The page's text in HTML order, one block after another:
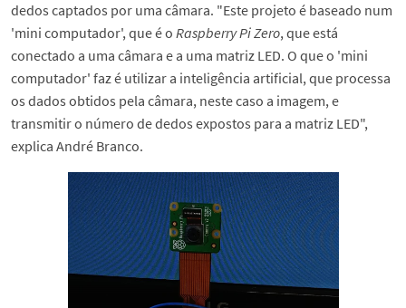
dedos captados por uma câmara. "Este projeto é baseado num
'mini computador', que é o Raspberry Pi Zero, que está
conectado a uma câmara e a uma matriz LED. O que o 'mini
computador' faz é utilizar a inteligência artificial, que processa
os dados obtidos pela câmara, neste caso a imagem, e
transmitir o número de dedos expostos para a matriz LED",
explica André Branco.